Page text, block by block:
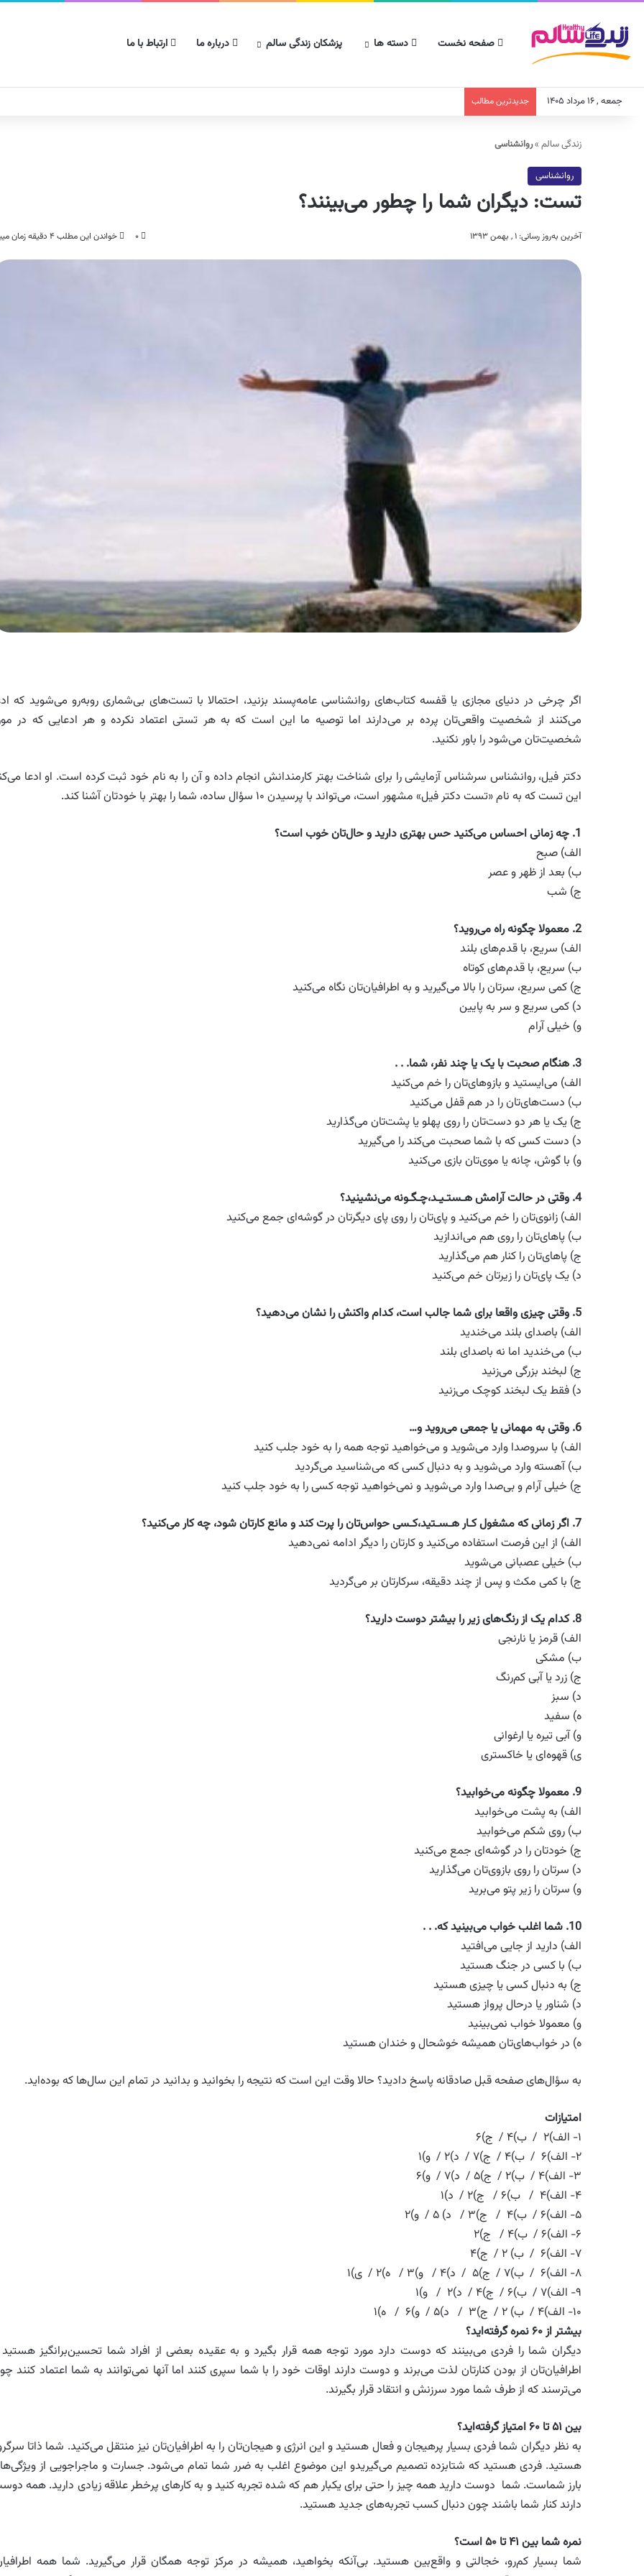
صفحه نخست دسته ها پزشکان زندگی سالم درباره ما ارتباط با ما
جمعه , ۱۶ مرداد ۱۴۰۵ جدیدترین مطالب
زندگی سالم »روانشناسی
روانشناسی
تست: دیگران شما را چطور می‌بینند؟
آخرین به‌روز رسانی: ۱ , بهمن ۱۳۹۳ ۰ خواندن این مطلب ۴ دقیقه زمان میبرد
اگر چرخی در دنیای مجازی یا قفسه کتاب‌های روانشناسی عامه‌پسند بزنید، احتمالا با تست‌های بی‌شماری روبه‌رو می‌شوید که
می‌کنند از شخصیت واقعی‌تان پرده بر می‌دارند اما توصیه ما این است که به هر تستی اعتماد نکرده و هر ادعایی که در
شخصیت‌تان می‌شود را باور نکنید.
دکتر فیل، روانشناس سرشناس آزمایشی را برای شناخت بهتر کارمندانش انجام داده و آن را به نام خود ثبت کرده است. او ادعا
این تست که به نام «تست دکتر فیل» مشهور است، می‌تواند با پرسیدن ۱۰ سؤال ساده، شما را بهتر با خودتان آشنا کند.
1. چه زمانی احساس می‌کنید حس بهتری دارید و حال‌تان خوب است؟
الف) صبح
ب) بعد از ظهر و عصر
ج) شب
2. معمولا چگونه راه می‌روید؟
الف) سریع، با قدم‌های بلند
ب) سریع، با قدم‌های کوتاه
ج) کمی سریع، سرتان را بالا می‌گیرید و به اطرافیان‌تان نگاه می‌کنید
د) کمی سریع و سر به پایین
و) خیلی آرام
3. هنگام صحبت با یک یا چند نفر، شما. . .
الف) می‌ایستید و بازوهای‌تان را خم می‌کنید
ب) دست‌های‌تان را در هم قفل می‌کنید
ج) یک یا هر دو دست‌تان را روی پهلو یا پشت‌تان می‌گذارید
د) دست کسی که با شما صحبت می‌کند را می‌گیرید
و) با گوش، چانه یا موی‌تان بازی می‌کنید
4. وقتی در حالت آرامش هـستـیـد،چـگـونه می‌نشینید؟
الف) زانوی‌تان را خم می‌کنید و پای‌تان را روی پای دیگرتان در گوشه‌ای جمع می‌کنید
ب) پاهای‌تان را روی هم می‌اندازید
ج) پاهای‌تان را کنار هم می‌گذارید
د) یک پای‌تان را زیرتان خم می‌کنید
5. وقتی چیزی واقعا برای شما جالب است، کدام واکنش را نشان می‌دهید؟
الف) باصدای بلند می‌خندید
ب) می‌خندید اما نه باصدای بلند
ج) لبخند بزرگی می‌زنید
د) فقط یک لبخند کوچک می‌زنید
6. وقتی به مهمانی یا جمعی می‌روید و…
الف) با سروصدا وارد می‌شوید و می‌خواهید توجه همه را به خود جلب کنید
ب) آهسته وارد می‌شوید و به دنبال کسی که می‌شناسید می‌گردید
ج) خیلی آرام و بی‌صدا وارد می‌شوید و نمی‌خواهید توجه کسی را به خود جلب کنید
7. اگر زمانی که مشغول کـار هـسـتید،کـسی حواس‌تان را پرت کند و مانع کارتان شود، چه کار می‌کنید؟
الف) از این فرصت استفاده می‌کنید و کارتان را دیگر ادامه نمی‌دهید
ب) خیلی عصبانی می‌شوید
ج) با کمی مکث و پس از چند دقیقه، سرکارتان بر می‌گردید
8. کدام یک از رنگ‌های زیر را بیشتر دوست دارید؟
الف) قرمز یا نارنجی
ب) مشکی
ج) زرد یا آبی کم‌رنگ
د) سبز
ه) سفید
و) آبی تیره یا ارغوانی
ی) قهوه‌ای یا خاکستری
9. معمولا چگونه می‌خوابید؟
الف) به پشت می‌خوابید
ب) روی شکم می‌خوابید
ج) خودتان را در گوشه‌ای جمع می‌کنید
د) سرتان را روی بازوی‌تان می‌گذارید
و) سرتان را زیر پتو می‌برید
10. شما اغلب خواب می‌بینید که. . .
الف) دارید از جایی می‌افتید
ب) با کسی در جنگ هستید
ج) به دنبال کسی یا چیزی هستید
د) شناور یا درحال پرواز هستید
و) معمولا خواب نمی‌بینید
ه) در خواب‌های‌تان همیشه خوشحال و خندان هستید
به سؤال‌های صفحه قبل صادقانه پاسخ دادید؟ حالا وقت این است که نتیجه را بخوانید و بدانید در تمام این سال‌ها که بوده‌اید.
امتیازات
۱- الف)۲ / ب)۴ / ج)۶
۲- الف)۶ / ب)۴ / ج)۷ / د)۲ / و)۱
۳- الف)۴ / ب)۲ / ج)۵ / د)۷ / و)۶
۴- الف)۴ / ب)۶ / ج)۲ / د)۱
۵- الف)۶ / ب)۴ / ج)۳ / د) ۵ / و)۲
۶- الف)۶ / ب)۴ / ج)۲
۷- الف)۶ / ب) ۲ / ج)۴
۸- الف)۶ / ب)۷ / ج)۵ / د)۴ / و)۳ / ه)۲ / ی)۱
۹- الف)۷ / ب)۶ / ج)۴ / د)۲ / و)۱
۱۰- الف)۴ / ب) ۲ / ج)۳ / د)۵ / و)۶ / ه)۱
بیشتر از ۶۰ نمره گرفته‌اید؟
دیگران شما را فردی می‌بینند که دوست دارد مورد توجه همه قرار بگیرد و به عقیده بعضی از افراد شما تحسین‌برانگیز
اطرافیان‌تان از بودن کنارتان لذت می‌برند و دوست دارند اوقات خود را با شما سپری کنند اما آنها نمی‌توانند به شما اعتماد کنند
می‌ترسند که از طرف شما مورد سرزنش و انتقاد قرار بگیرند.
بین ۵۱ تا ۶۰ امتیاز گرفته‌اید؟
به نظر دیگران شما فردی بسیار پرهیجان و فعال هستید و این انرژی و هیجان‌تان را به اطرافیان‌تان نیز منتقل می‌کنید. شما ذاتا
هستید. فردی هستید که شتابزده تصمیم می‌گیریدو این موضوع اغلب به ضرر شما تمام می‌شود. جسارت و ماجراجویی از
بارز شماست. شما دوست دارید همه چیز را حتی برای یکبار هم که شده تجربه کنید و به کارهای پرخطر علاقه زیادی دارید. همه
دارند کنار شما باشند چون دنبال کسب تجربه‌های جدید هستید.
نمره شما بین ۴۱ تا ۵۰ است؟
شما بسیار کم‌رو، خجالتی و واقع‌بین هستید. بی‌آنکه بخواهید، همیشه در مرکز توجه همگان قرار می‌گیرید. شما همه